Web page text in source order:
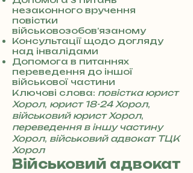
8
5
7
8
4
незаконного вручення
повістки
військовозобов’язаному
Консультації щодо догляду
над інвалідами
Допомога в питаннях
переведення до іншої
військової частини
Ключові слова: повістка юрист
Хорол, юрист 18-24 Хорол,
військовий юрист Хорол,
переведення в іншу частину
Хорол, військовий адвокат ТЦК
Хорол
Військовий адвокат